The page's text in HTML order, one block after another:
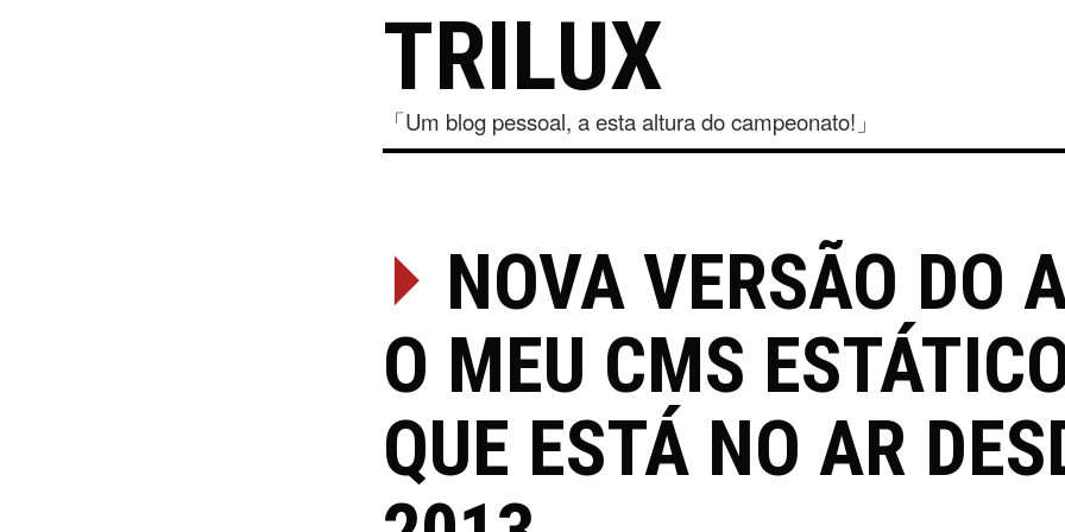
TRILUX
「Um blog pessoal, a esta altura do campeonato!」
⏵ NOVA VERSÃO DO
O MEU CMS
QUE ESTÁ NO AR